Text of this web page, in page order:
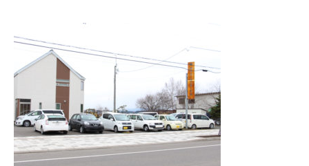
JU北見 概要
アンケート
自動車 相談室